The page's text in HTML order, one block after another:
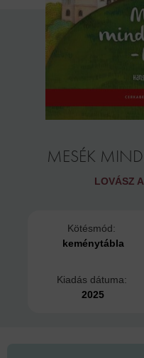
MESÉK
LOVÁSZ
Kötésmód:
keménytábla
Kiadás dátuma:
2025